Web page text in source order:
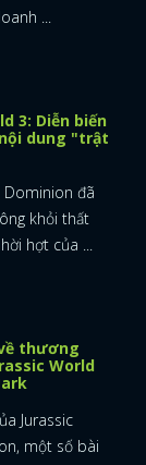
...
3: Diễn biến
dung "trật
Dominion đã
khỏi thất
hợt của ...
thương
World
Jurassic
một số bài